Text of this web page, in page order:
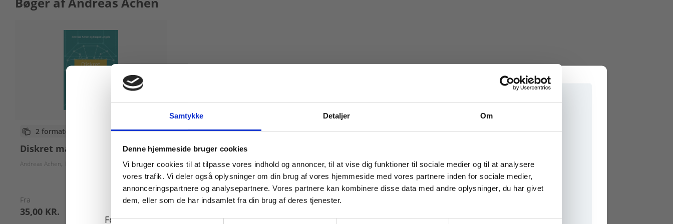
Samtykke Detaljer Om
Denne hjemmeside bruger cookies
Vi bruger cookies til at tilpasse vores indhold og annoncer, til at vise dig funktioner til sociale medier og til at analysere
vores trafik. Vi deler også oplysninger om din brug af vores hjemmeside med vores partnere inden for sociale medier,
annonceringspartnere og analysepartnere. Vores partnere kan kombinere disse data med andre oplysninger, du har givet
dem, eller som de har indsamlet fra din brug af deres tjenester.
2 formater
Diskret matematik
Andreas Achen Kasper Szabo Lyngsie
Fra
35,00 KR.
Køb læremidler og find masterclasses mm.
For privatkunder og
For institutioner og
Tilgå dine onlinematerialer